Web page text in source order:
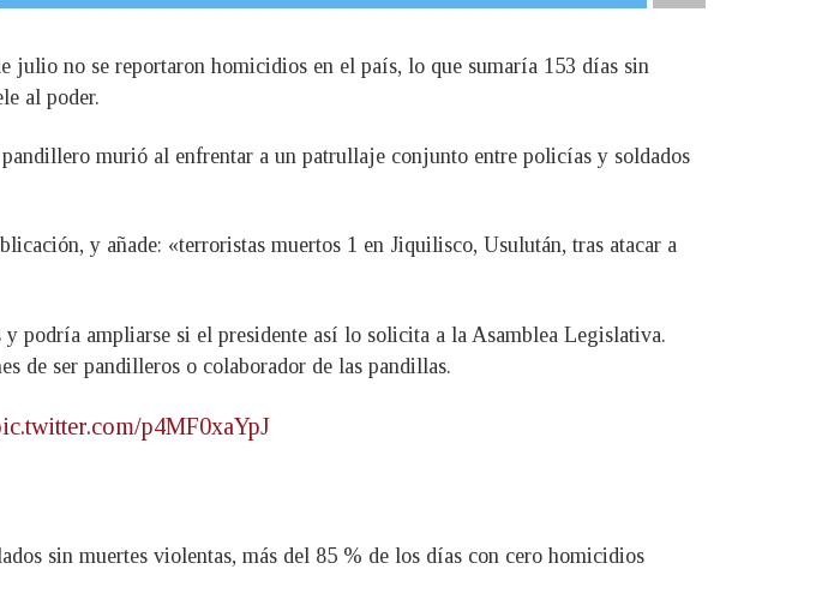
no se reportaron homicidios en el país, lo que sumaría 153 días sin
al poder.
murió al enfrentar a un patrullaje conjunto entre policías y soldados
y añade: «terroristas muertos 1 en Jiquilisco, Usulután, tras atacar a
podría ampliarse si el presidente así lo solicita a la Asamblea Legislativa.
de ser pandilleros o colaborador de las pandillas.
p4MF0xaYpJ
sin muertes violentas, más del 85 % de los días con cero homicidios